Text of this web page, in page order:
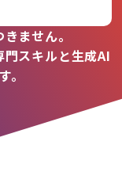
ません。
スキルと生成AI
。